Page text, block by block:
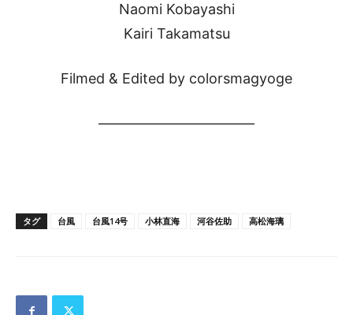
Naomi Kobayashi
Kairi Takamatsu
Filmed & Edited by colorsmagyoge
———————————
タグ 台風 台風14号 小林直海 河谷佐助 高松海璃